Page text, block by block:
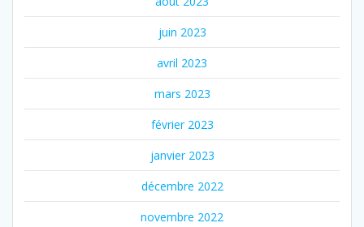
juin 2023
avril 2023
mars 2023
février 2023
janvier 2023
décembre 2022
novembre 2022